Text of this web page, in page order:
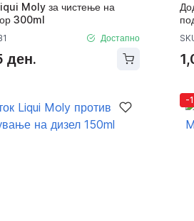
Moly за чистење на
300ml
Достапно
ден.
-